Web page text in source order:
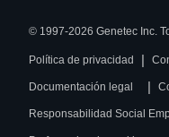
© 1997-2026 Genetec Inc.
Política de privacidad |
Documentación legal |
Responsabilidad Social